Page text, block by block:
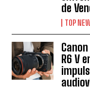
de
TOP
R6 V